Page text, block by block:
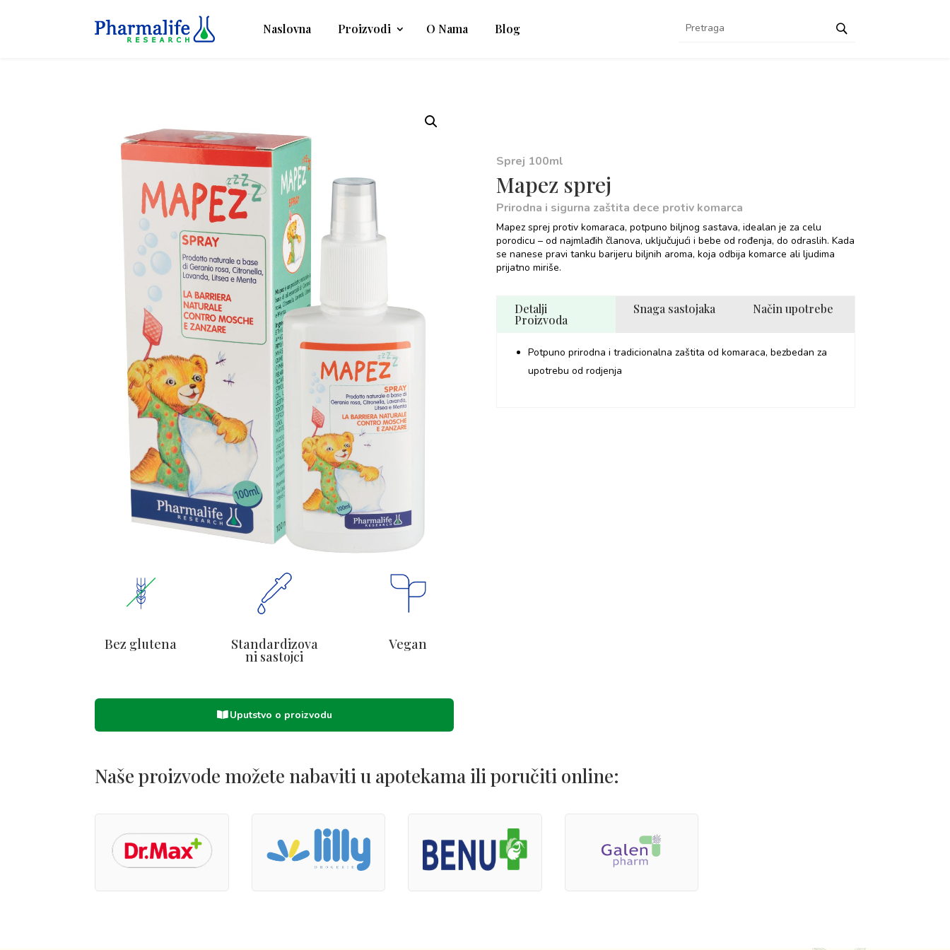
Naslovna Proizvodi O Nama Blog
Sprej 100ml
Mapez sprej
Prirodna i sigurna zaštita dece protiv komarca
Mapez sprej protiv komaraca, potpuno biljnog sastava, idealan je za celu
porodicu – od najmlađih članova, uključujući i bebe od rođenja, do odraslih. Kada
se nanese pravi tanku barijeru biljnih aroma, koja odbija komarce ali ljudima
prijatno miriše.
Detalji
Proizvoda
Snaga sastojaka Način upotrebe
Potpuno prirodna i tradicionalna zaštita od komaraca, bezbedan za
upotrebu od rodjenja
Bez glutena Standardizova
ni sastojci
Vegan
Uputstvo o proizvodu
Naše proizvode možete nabaviti u apotekama ili poručiti online: